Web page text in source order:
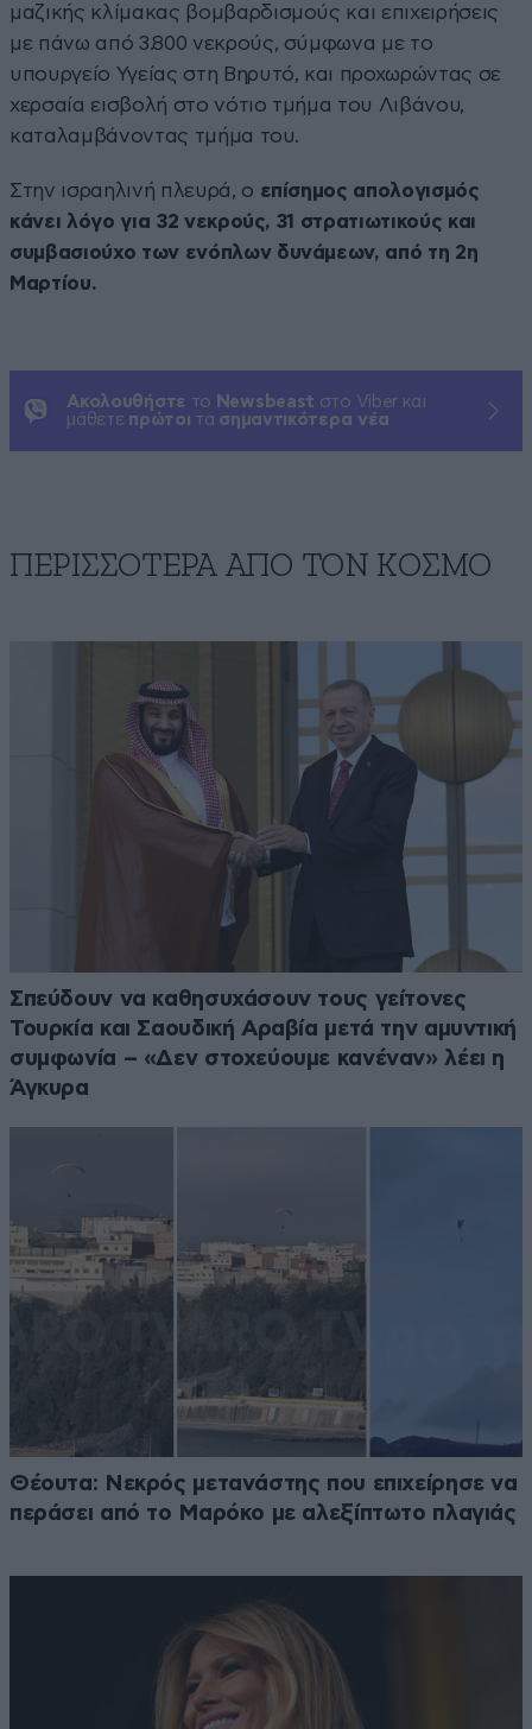
μαζικής κλίμακας βομβαρδισμούς και επιχειρήσεις
με πάνω από 3.800 νεκρούς, σύμφωνα με το
υπουργείο Υγείας στη Βηρυτό, και προχωρώντας σε
χερσαία εισβολή στο νότιο τμήμα του Λιβάνου,
καταλαμβάνοντας τμήμα του.
Στην ισραηλινή πλευρά, ο επίσημος απολογισμός
κάνει λόγο για 32 νεκρούς, 31 στρατιωτικούς και
συμβασιούχο των ενόπλων δυνάμεων, από τη 2η
Μαρτίου.
Ακολουθήστε το Newsbeast στο Viber και
μάθετε πρώτοι τα σημαντικότερα νέα
ΠΕΡΙΣΣΟΤΕΡΑ ΑΠΟ ΤΟΝ ΚΟΣΜΟ
Σπεύδουν να καθησυχάσουν τους γείτονες
Τουρκία και Σαουδική Αραβία μετά την αμυντική
συμφωνία – «Δεν στοχεύουμε κανέναν» λέει η
Άγκυρα
Θέουτα: Νεκρός μετανάστης που επιχείρησε να
περάσει από το Μαρόκο με αλεξίπτωτο πλαγιάς